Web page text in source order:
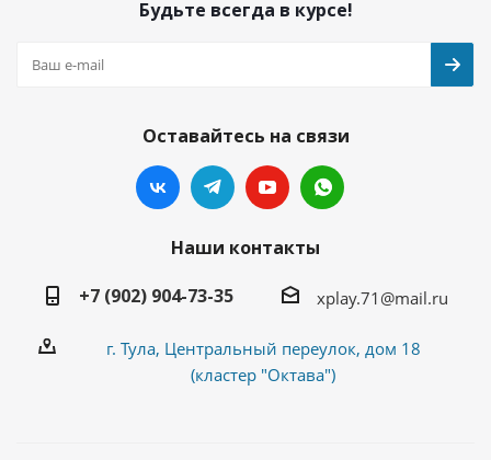
Будьте всегда в курсе!
Оставайтесь на связи
Наши контакты
+7 (902) 904-73-35
xplay.71@mail.ru
г. Тула, Центральный переулок, дом 18
(кластер "Октава")